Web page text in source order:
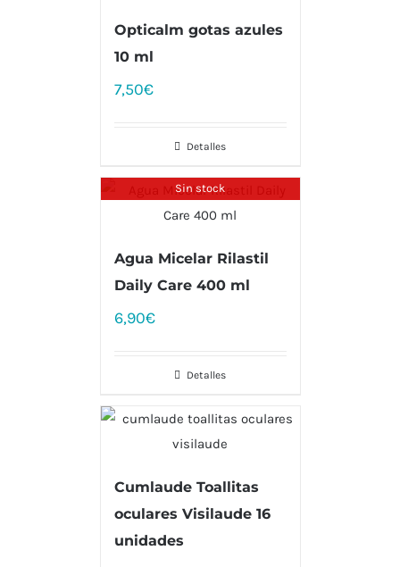
Opticalm gotas azules
10 ml
7,50€
Detalles
Sin stock
Agua Micelar Rilastil
Daily Care 400 ml
6,90€
Detalles
Cumlaude Toallitas
oculares Visilaude 16
unidades